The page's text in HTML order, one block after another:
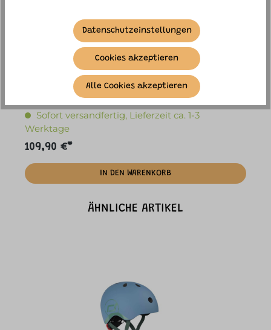
Scoot & Ride - Laufrad/Scooter Highwaykick 1
Sofort versandfertig, Lieferzeit ca. 1-3
Werktage
109,90 €*
IN DEN WARENKORB
ÄHNLICHE ARTIKEL
Datenschutzeinstellungen
Cookies akzeptieren
Alle Cookies akzeptieren